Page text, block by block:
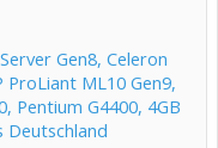
Gen8, Celeron
ProLiant ML10 Gen9,
Pentium G4400, 4GB
Deutschland